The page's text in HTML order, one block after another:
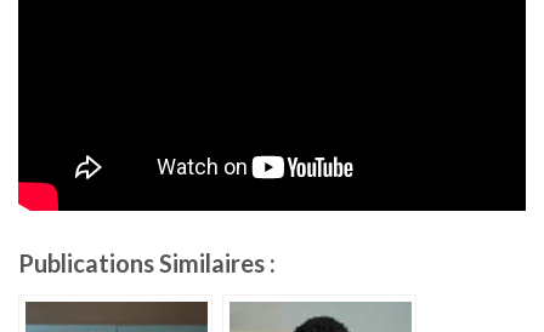
Publications Similaires :